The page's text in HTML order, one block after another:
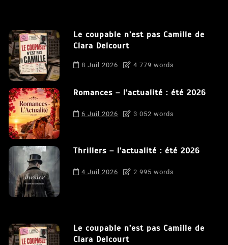
Le coupable n’est pas Camille de
Clara Delcourt
8 Juil 2026 4 779 words
Romances – l’actualité : été 2026
6 Juil 2026 3 052 words
Thrillers – l’actualité : été 2026
4 Juil 2026 2 995 words
Le coupable n’est pas Camille de
Clara Delcourt